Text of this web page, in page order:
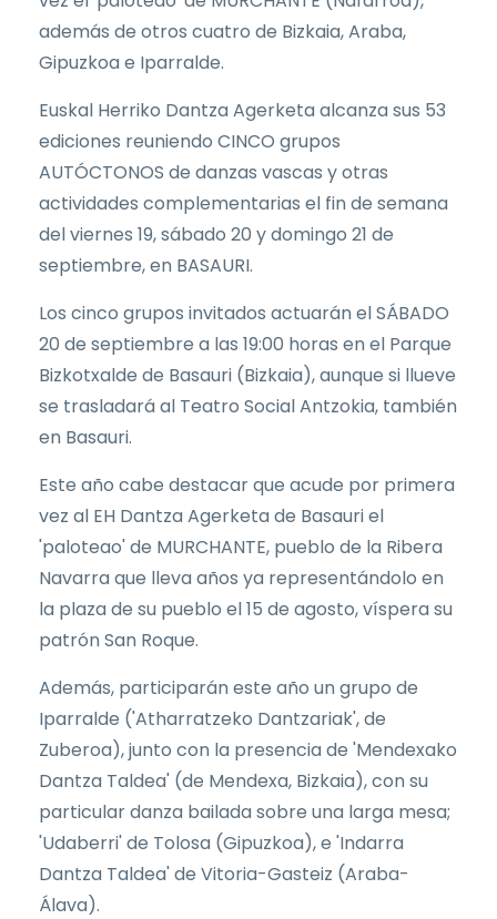
además de otros cuatro de Bizkaia, Araba,
Gipuzkoa e Iparralde.
Euskal Herriko Dantza Agerketa alcanza sus 53
ediciones reuniendo CINCO grupos
AUTÓCTONOS de danzas vascas y otras
actividades complementarias el fin de semana
del viernes 19, sábado 20 y domingo 21 de
septiembre, en BASAURI.
Los cinco grupos invitados actuarán el SÁBADO
20 de septiembre a las 19:00 horas en el Parque
Bizkotxalde de Basauri (Bizkaia), aunque si llueve
se trasladará al Teatro Social Antzokia, también
en Basauri.
Este año cabe destacar que acude por primera
vez al EH Dantza Agerketa de Basauri el
'paloteao' de MURCHANTE, pueblo de la Ribera
Navarra que lleva años ya representándolo en
la plaza de su pueblo el 15 de agosto, víspera su
patrón San Roque.
Además, participarán este año un grupo de
Iparralde ('Atharratzeko Dantzariak', de
Zuberoa), junto con la presencia de 'Mendexako
Dantza Taldea' (de Mendexa, Bizkaia), con su
particular danza bailada sobre una larga mesa;
'Udaberri' de Tolosa (Gipuzkoa), e 'Indarra
Dantza Taldea' de Vitoria-Gasteiz (Araba-
Álava).